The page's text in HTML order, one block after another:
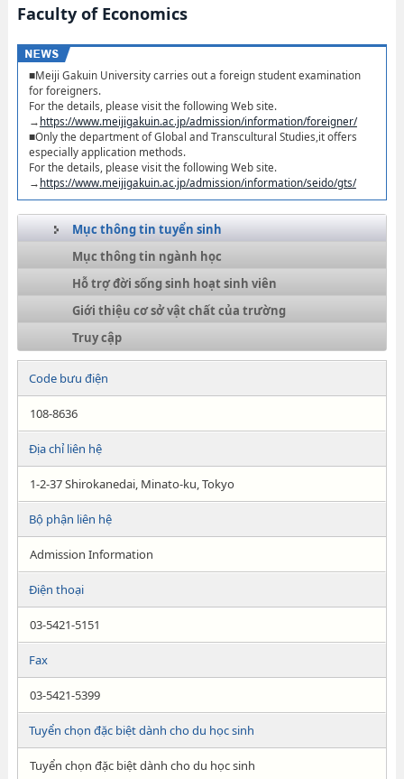
Faculty of Economics
■Meiji Gakuin University carries out a foreign student examination
for foreigners.
For the details, please visit the following Web site.
→https://www.meijigakuin.ac.jp/admission/information/foreigner/
■Only the department of Global and Transcultural Studies,it offers
especially application methods.
For the details, please visit the following Web site.
→https://www.meijigakuin.ac.jp/admission/information/seido/gts/
Mục thông tin tuyển sinh
Mục thông tin ngành học
Hỗ trợ đời sống sinh hoạt sinh viên
Giới thiệu cơ sở vật chất của trường
Truy cập
Code bưu điện
108-8636
Địa chỉ liên hệ
1-2-37 Shirokanedai, Minato-ku, Tokyo
Bộ phận liên hệ
Admission Information
Điện thoại
03-5421-5151
Fax
03-5421-5399
Tuyển chọn đặc biệt dành cho du học sinh
Tuyển chọn đặc biệt dành cho du học sinh